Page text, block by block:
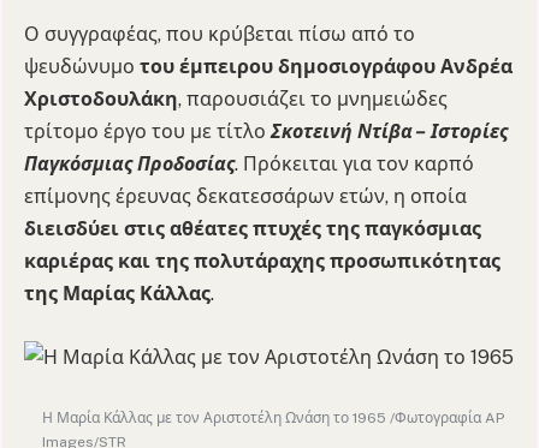
Ο συγγραφέας, που κρύβεται πίσω από το
ψευδώνυμο του έμπειρου δημοσιογράφου Ανδρέα
Χριστοδουλάκη, παρουσιάζει το μνημειώδες
τρίτομο έργο του με τίτλοΣκοτεινή Ντίβα – Ιστορίες
Παγκόσμιας Προδοσίας. Πρόκειται για τον καρπό
επίμονης έρευνας δεκατεσσάρων ετών, η οποία
διεισδύει στις αθέατες πτυχές της παγκόσμιας
καριέρας και της πολυτάραχης προσωπικότητας
της Μαρίας Κάλλας.
Η Μαρία Κάλλας με τον Αριστοτέλη Ωνάση το 1965 /Φωτογραφία AP
Images/STR